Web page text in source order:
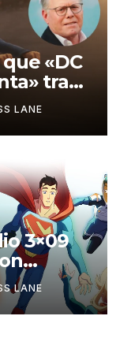
«DC
tras
LANE
3×09
LANE